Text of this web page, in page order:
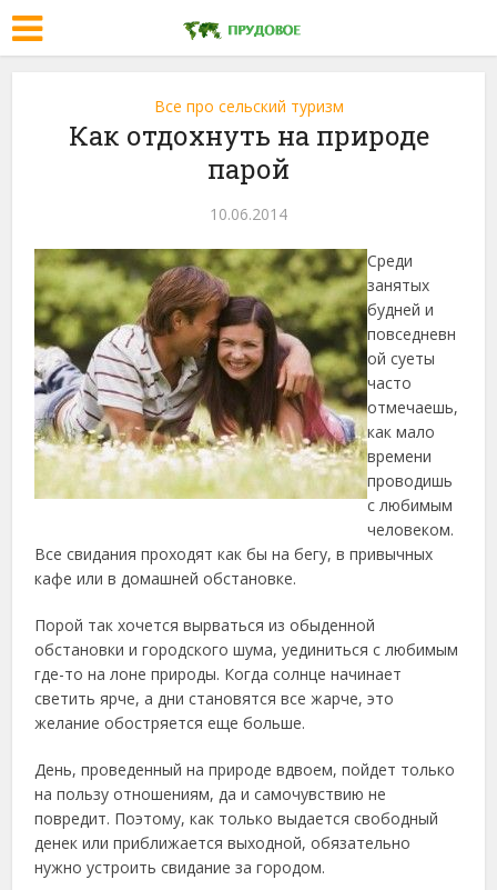
Все про сельский туризм
Как отдохнуть на природе
парой
10.06.2014
Среди
занятых
будней и
повседневн
ой суеты
часто
отмечаешь,
как мало
времени
проводишь
с любимым
человеком.
Все свидания проходят как бы на бегу, в привычных
кафе или в домашней обстановке.
Порой так хочется вырваться из обыденной
обстановки и городского шума, уединиться с любимым
где-то на лоне природы. Когда солнце начинает
светить ярче, а дни становятся все жарче, это
желание обостряется еще больше.
День, проведенный на природе вдвоем, пойдет только
на пользу отношениям, да и самочувствию не
повредит. Поэтому, как только выдается свободный
денек или приближается выходной, обязательно
нужно устроить свидание за городом.